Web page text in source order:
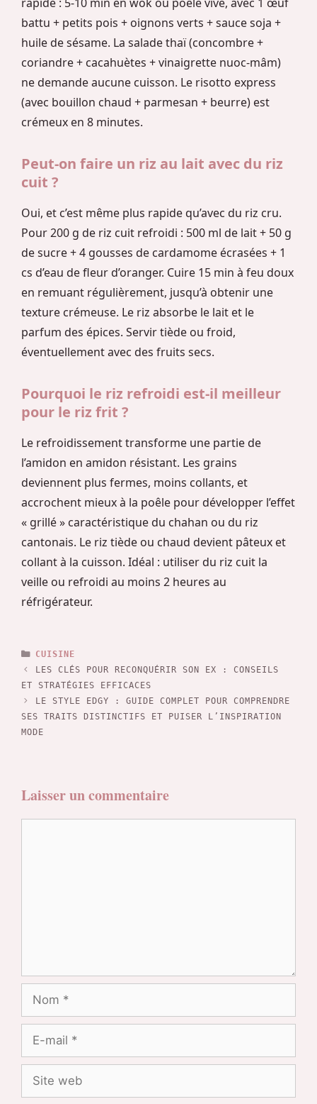
battu + petits pois + oignons verts + sauce soja +
huile de sésame. La salade thaï (concombre +
coriandre + cacahuètes + vinaigrette nuoc-mâm)
ne demande aucune cuisson. Le risotto express
(avec bouillon chaud + parmesan + beurre) est
crémeux en 8 minutes.
Peut-on faire un riz au lait avec du riz
cuit ?
Oui, et c’est même plus rapide qu’avec du riz cru.
Pour 200 g de riz cuit refroidi : 500 ml de lait + 50 g
de sucre + 4 gousses de cardamome écrasées + 1
cs d’eau de fleur d’oranger. Cuire 15 min à feu doux
en remuant régulièrement, jusqu’à obtenir une
texture crémeuse. Le riz absorbe le lait et le
parfum des épices. Servir tiède ou froid,
éventuellement avec des fruits secs.
Pourquoi le riz refroidi est-il meilleur
pour le riz frit ?
Le refroidissement transforme une partie de
l’amidon en amidon résistant. Les grains
deviennent plus fermes, moins collants, et
accrochent mieux à la poêle pour développer l’effet
« grillé » caractéristique du chahan ou du riz
cantonais. Le riz tiède ou chaud devient pâteux et
collant à la cuisson. Idéal : utiliser du riz cuit la
veille ou refroidi au moins 2 heures au
réfrigérateur.
CATÉGORIES
CUISINE
LES CLÉS POUR RECONQUÉRIR SON EX : CONSEILS
ET STRATÉGIES EFFICACES
LE STYLE EDGY : GUIDE COMPLET POUR COMPRENDRE
SES TRAITS DISTINCTIFS ET PUISER L’INSPIRATION
MODE
Laisser un commentaire
Nom
mail
Site
web